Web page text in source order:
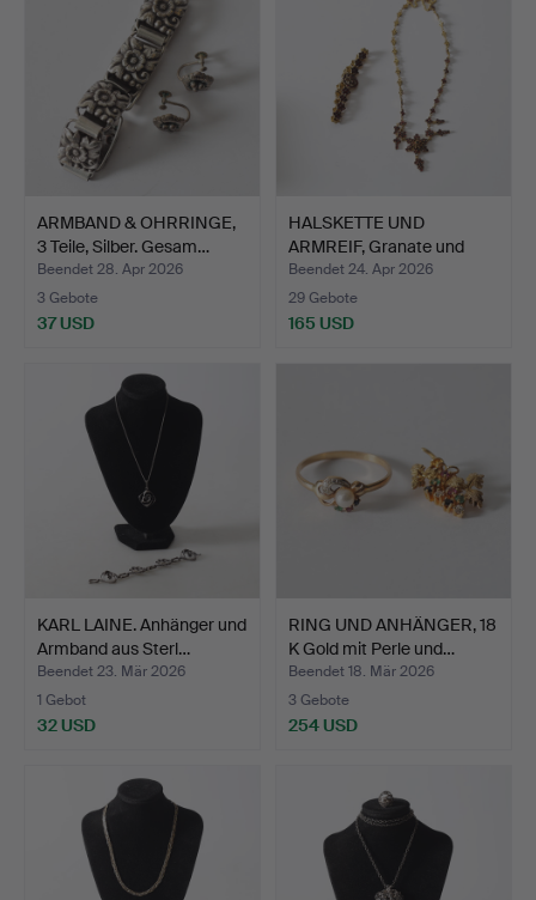
ARMBAND & OHRRINGE,
3 Teile, Silber. Gesam…
Beendet 28. Apr 2026
3 Gebote
37 USD
HALSKETTE UND
ARMREIF, Granate und
Doublé …
Beendet 24. Apr 2026
29 Gebote
165 USD
KARL LAINE. Anhänger und
Armband aus Sterl…
Beendet 23. Mär 2026
1 Gebot
32 USD
RING UND ANHÄNGER, 18
K Gold mit Perle und…
Beendet 18. Mär 2026
3 Gebote
254 USD